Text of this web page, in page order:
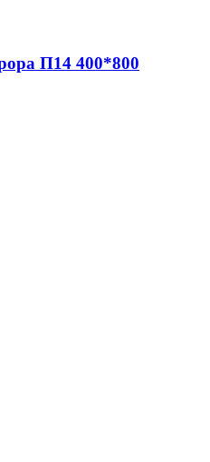
П14 400*800